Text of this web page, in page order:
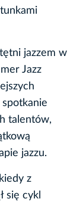
jazzem w
Jazz
talentów,
jazzu.
z
się cykl